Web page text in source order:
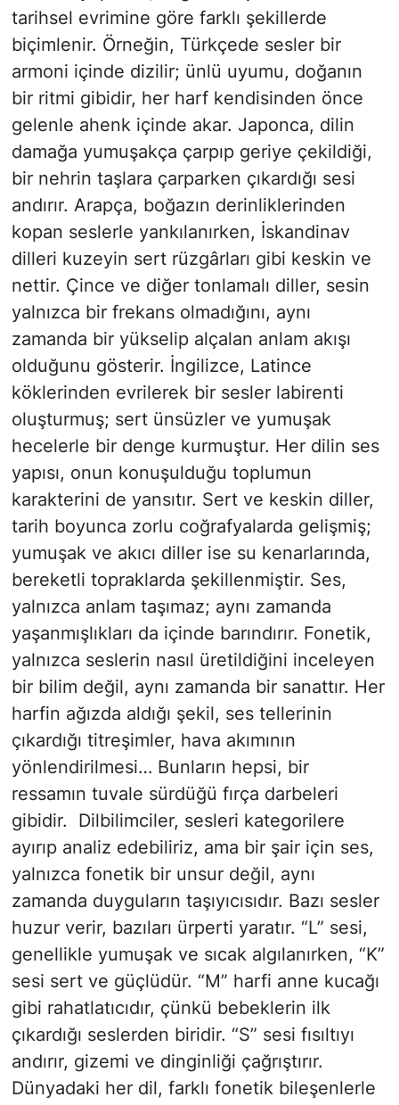
tarihsel evrimine göre farklı şekillerde
biçimlenir. Örneğin, Türkçede sesler bir
armoni içinde dizilir; ünlü uyumu, doğanın
bir ritmi gibidir, her harf kendisinden önce
gelenle ahenk içinde akar. Japonca, dilin
damağa yumuşakça çarpıp geriye çekildiği,
bir nehrin taşlara çarparken çıkardığı sesi
andırır. Arapça, boğazın derinliklerinden
kopan seslerle yankılanırken, İskandinav
dilleri kuzeyin sert rüzgârları gibi keskin ve
nettir. Çince ve diğer tonlamalı diller, sesin
yalnızca bir frekans olmadığını, aynı
zamanda bir yükselip alçalan anlam akışı
olduğunu gösterir. İngilizce, Latince
köklerinden evrilerek bir sesler labirenti
oluşturmuş; sert ünsüzler ve yumuşak
hecelerle bir denge kurmuştur. Her dilin ses
yapısı, onun konuşulduğu toplumun
karakterini de yansıtır. Sert ve keskin diller,
tarih boyunca zorlu coğrafyalarda gelişmiş;
yumuşak ve akıcı diller ise su kenarlarında,
bereketli topraklarda şekillenmiştir. Ses,
yalnızca anlam taşımaz; aynı zamanda
yaşanmışlıkları da içinde barındırır. Fonetik,
yalnızca seslerin nasıl üretildiğini inceleyen
bir bilim değil, aynı zamanda bir sanattır. Her
harfin ağızda aldığı şekil, ses tellerinin
çıkardığı titreşimler, hava akımının
yönlendirilmesi… Bunların hepsi, bir
ressamın tuvale sürdüğü fırça darbeleri
gibidir. Dilbilimciler, sesleri kategorilere
ayırıp analiz edebiliriz, ama bir şair için ses,
yalnızca fonetik bir unsur değil, aynı
zamanda duyguların taşıyıcısıdır. Bazı sesler
huzur verir, bazıları ürperti yaratır. “L” sesi,
genellikle yumuşak ve sıcak algılanırken, “K”
sesi sert ve güçlüdür. “M” harfi anne kucağı
gibi rahatlatıcıdır, çünkü bebeklerin ilk
çıkardığı seslerden biridir. “S” sesi fısıltıyı
andırır, gizemi ve dinginliği çağrıştırır.
Dünyadaki her dil, farklı fonetik bileşenlerle